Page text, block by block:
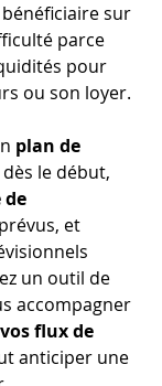
sur
parce
pour
ou son loyer.
plan de
dès le début,
de
et
un outil de
accompagner
flux de
anticiper une